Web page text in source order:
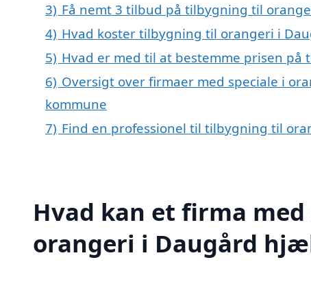
3) Få nemt 3 tilbud på tilbygning til
4) Hvad koster tilbygning til orangeri i
5) Hvad er med til at bestemme prisen
6) Oversigt over firmaer med speciale i
kommune
7) Find en professionel til tilbygning til
Hvad kan et firma
orangeri i Daugård